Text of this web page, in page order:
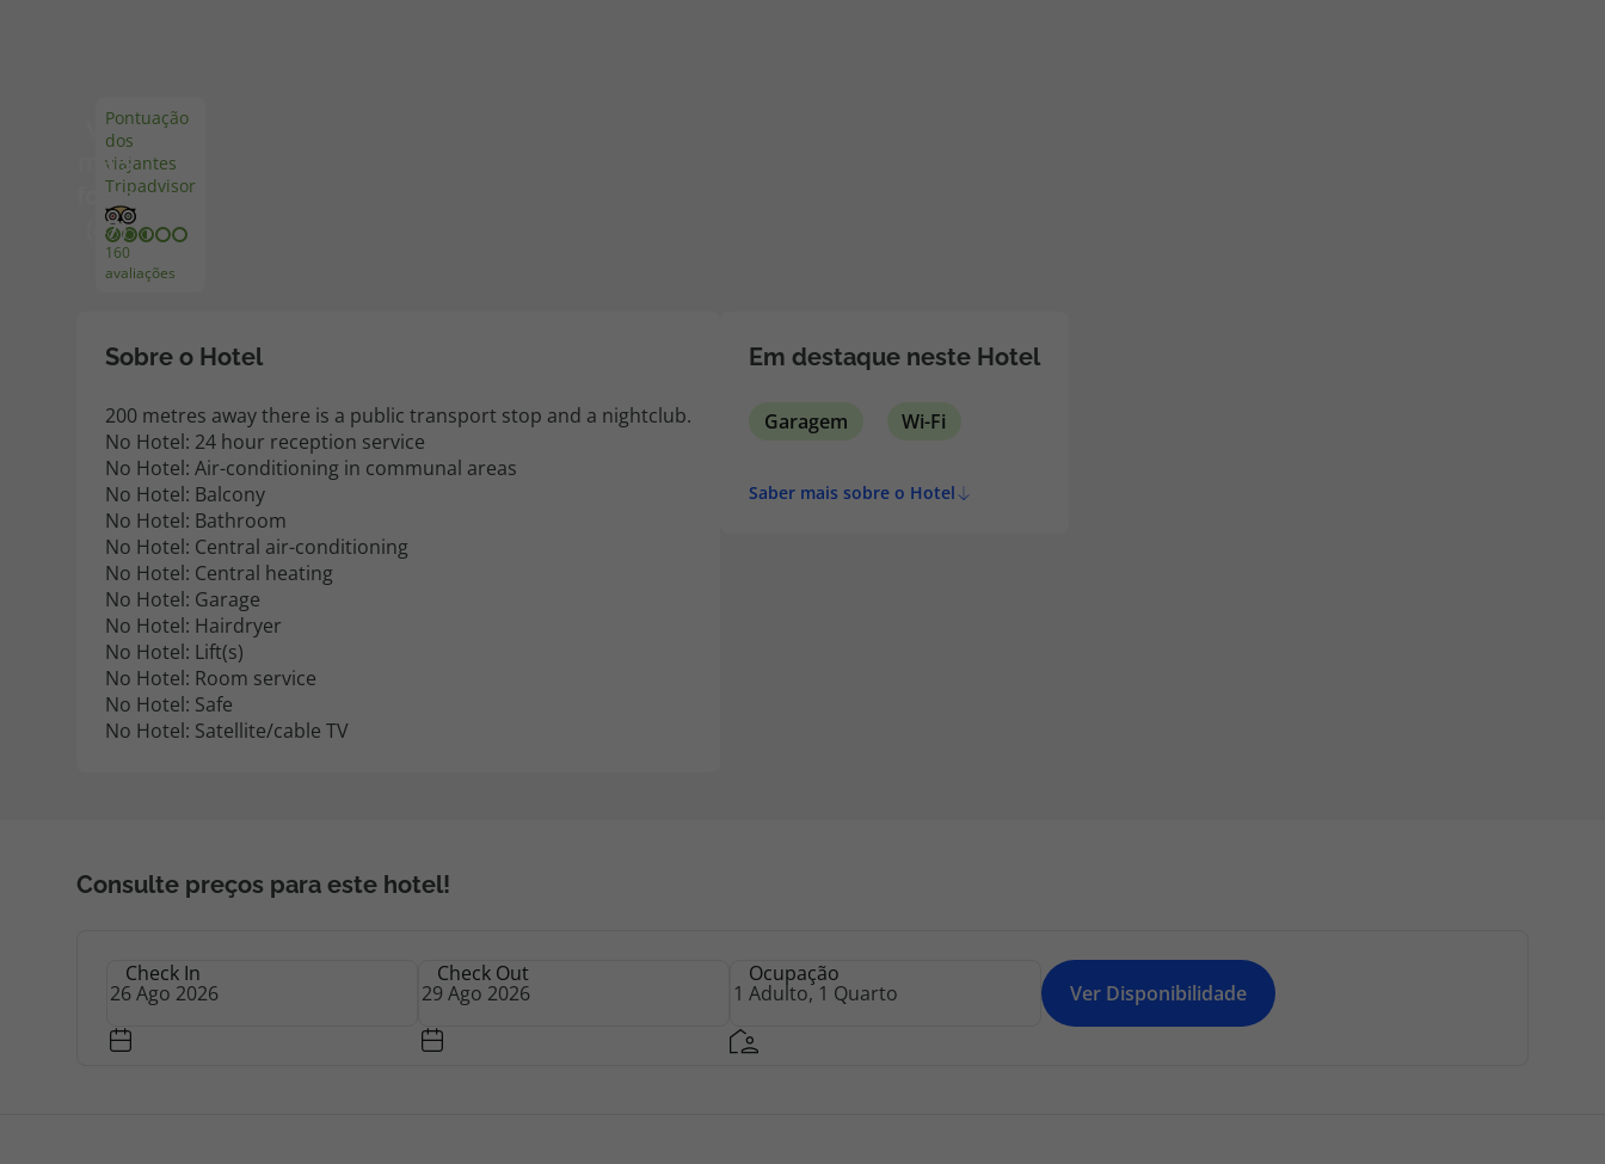
Disneyland ® Paris
Pontuação
dos
viajantes
Tripadvisor
160
avaliações
Ver
mais
fotos
(47)
Sobre o Hotel
200 metres away there is a public transport stop and a nightclub.
No Hotel: 24 hour reception service
No Hotel: Air-conditioning in communal areas
No Hotel: Balcony
No Hotel: Bathroom
No Hotel: Central air-conditioning
No Hotel: Central heating
No Hotel: Garage
No Hotel: Hairdryer
No Hotel: Lift(s)
No Hotel: Room service
No Hotel: Safe
No Hotel: Satellite/cable TV
Em destaque neste Hotel
Garagem Wi-Fi
Saber mais sobre o Hotel
Consulte preços para este hotel!
Check In Check Out Ocupação
Ver Disponibilidade